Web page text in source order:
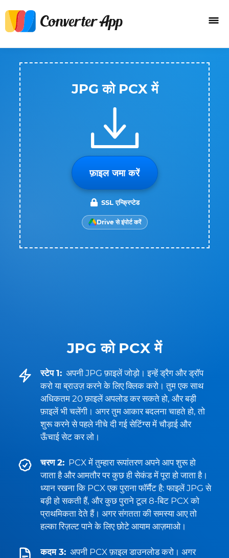
JPG को PCX में
स्टेप 1: अपनी JPG फ़ाइलें जोड़ो। इन्हें ड्रैग और ड्रॉप
करो या ब्राउज़ करने के लिए क्लिक करो। तुम एक साथ
अधिकतम 20 फ़ाइलें अपलोड कर सकते हो, और बड़ी
फ़ाइलें भी चलेंगी। अगर तुम आकार बदलना चाहते हो, तो
शुरू करने से पहले नीचे दी गई सेटिंग्स में चौड़ाई और
ऊँचाई सेट कर लो।
चरण 2: PCX में तुम्हारा रूपांतरण अपने आप शुरू हो
जाता है और आमतौर पर कुछ ही सेकंड में पूरा हो जाता है।
ध्यान रखना कि PCX एक पुराना फॉर्मैट है: फाइलें JPG से
बड़ी हो सकती हैं, और कुछ पुराने टूल 8-बिट PCX को
प्राथमिकता देते हैं। अगर संगतता की समस्या आए तो
हल्का रिज़ल्ट पाने के लिए छोटे आयाम आज़माओ।
कदम 3: अपनी PCX फ़ाइल डाउनलोड करो। अगर
JPG को PCX में
फ़ाइल जमा करें
SSL एन्क्रिप्टेड
Drive से इंपोर्ट करें